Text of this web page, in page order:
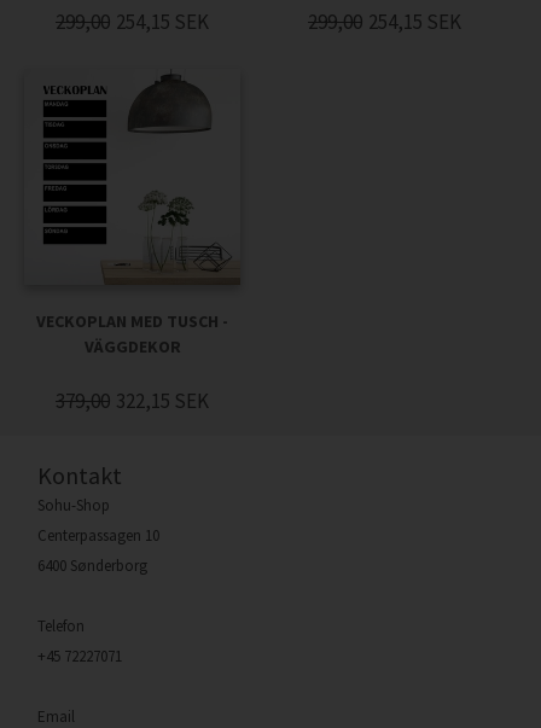
299,00 254,15 SEK 299,00 254,15 SEK
VECKOPLAN MED TUSCH -
VÄGGDEKOR
379,00 322,15 SEK
Kontakt
Sohu-Shop
Centerpassagen 10
6400 Sønderborg
Telefon
+45 72227071
Email